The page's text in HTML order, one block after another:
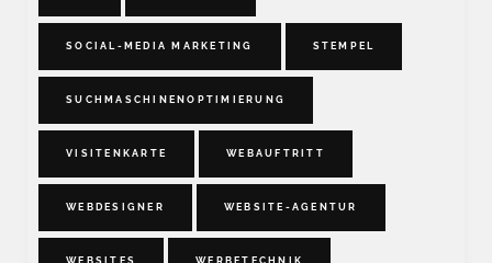
SOCIAL-MEDIA MARKETING STEMPEL
SUCHMASCHINENOPTIMIERUNG
VISITENKARTE WEBAUFTRITT
WEBDESIGNER WEBSITE-AGENTUR